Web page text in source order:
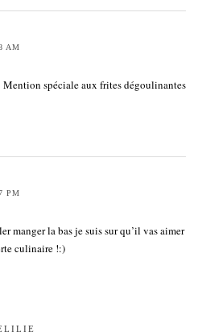
AM
Mention spéciale aux frites dégoulinantes
PM
manger la bas je suis sur qu’il vas aimer
culinaire !:)